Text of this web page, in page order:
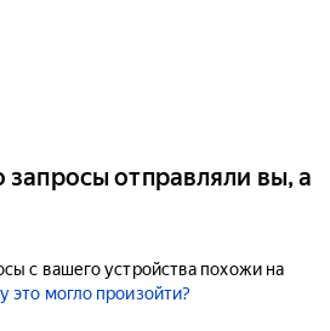
запросы отправляли вы, а
с вашего устройства похожи на
это могло произойти?